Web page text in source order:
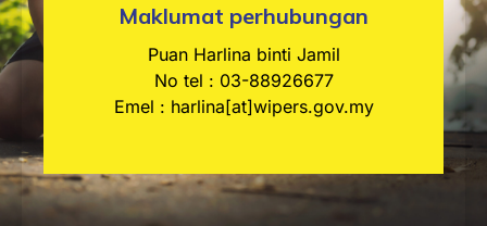
Maklumat perhubungan
Puan Harlina binti Jamil
No tel : 03-88926677
Emel : harlina[at]wipers.gov.my